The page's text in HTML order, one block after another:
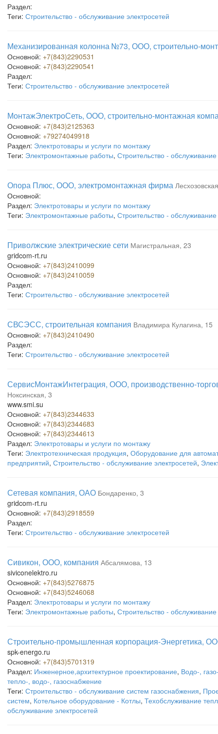
Раздел:
Теги: Строительство - обслуживание электросетей
Механизированная колонна №73, ООО, строительно-
Основной: +7(843)2290531
Основной: +7(843)2290541
Раздел:
Теги: Строительство - обслуживание электросетей
МонтажЭлектроСеть, ООО, строительно-монтажная
Основной: +7(843)2125363
Основной: +79274049918
Раздел: Электротовары и услуги по монтажу
Теги: Электромонтажные работы, Строительство - обслуживание
Опора Плюс, ООО, электромонтажная фирма
Основной:
Раздел: Электротовары и услуги по монтажу
Теги: Электромонтажные работы, Строительство - обслуживание
Приволжские электрические сети Магистральная, 23
gridcom-rt.ru
Основной: +7(843)2410099
Основной: +7(843)2410059
Раздел:
Теги: Строительство - обслуживание электросетей
СВСЭСС, строительная компания Владимира Кулагина, 15
Основной: +7(843)2410490
Раздел:
Теги: Строительство - обслуживание электросетей
СервисМонтажИнтеграция, ООО, производственно-
Ноксинская, 3
www.smi.su
Основной: +7(843)2344633
Основной: +7(843)2344683
Основной: +7(843)2344613
Раздел: Электротовары и услуги по монтажу
Теги: Электротехническая продукция, Оборудование для
предприятий, Строительство - обслуживание электросетей,
Сетевая компания, ОАО Бондаренко, 3
gridcom-rt.ru
Основной: +7(843)2918559
Раздел:
Теги: Строительство - обслуживание электросетей
Сивикон, ООО, компания Абсалямова, 13
siviconelektro.ru
Основной: +7(843)5276875
Основной: +7(843)5246068
Раздел: Электротовары и услуги по монтажу
Теги: Электромонтажные работы, Строительство - обслуживание
Строительно-промышленная корпорация-Энергетика,
spk-energo.ru
Основной: +7(843)5701319
Раздел: Инженерное,архитектурное проектирование, Водо-,
тепло-, водо-, газоснабжение
Теги: Строительство - обслуживание систем газоснабжения,
систем, Котельное оборудование - Котлы, Техобслуживание
обслуживание электросетей